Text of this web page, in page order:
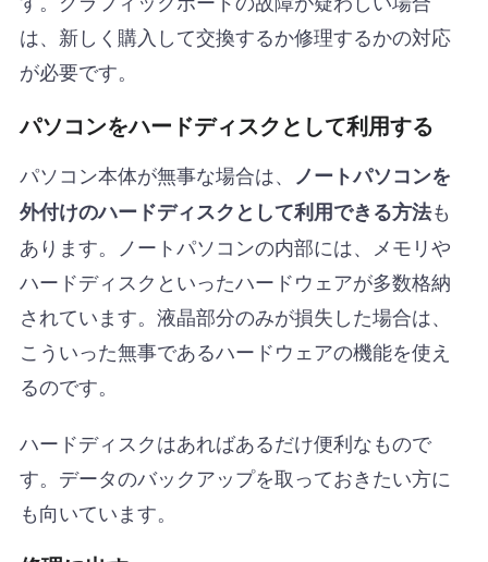
は、新しく購入して交換するか修理するかの対応
が必要です。
パソコンをハードディスクとして利用する
パソコン本体が無事な場合は、 ノートパソコンを
外付けのハードディスクとして利用できる方法も
あります。ノートパソコンの内部には、メモリや
ハードディスクといったハードウェアが多数格納
されています。液晶部分のみが損失した場合は、
こういった無事であるハードウェアの機能を使え
るのです。
ハードディスクはあればあるだけ便利なもので
す。データのバックアップを取っておきたい方に
も向いています。